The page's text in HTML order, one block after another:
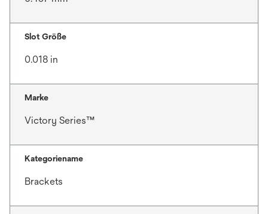
Slot Größe
0.018 in
Marke
Victory Series™
Kategoriename
Brackets